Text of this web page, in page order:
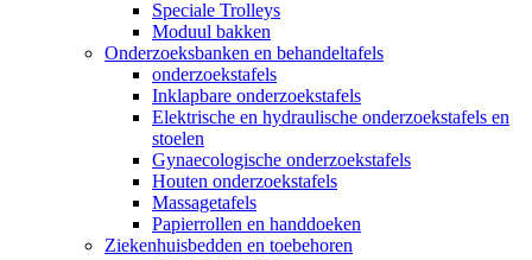
Speciale Trolleys
Moduul bakken
Onderzoeksbanken en behandeltafels
onderzoekstafels
Inklapbare onderzoekstafels
Elektrische en hydraulische onderzoekstafels en
stoelen
Gynaecologische onderzoekstafels
Houten onderzoekstafels
Massagetafels
Papierrollen en handdoeken
Ziekenhuisbedden en toebehoren